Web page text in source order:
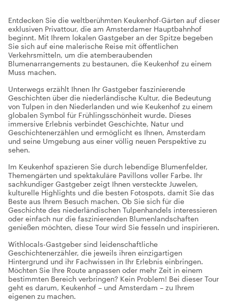
Entdecken Sie die weltberühmten Keukenhof-Gärten auf dieser
exklusiven Privattour, die am Amsterdamer Hauptbahnhof
beginnt. Mit Ihrem lokalen Gastgeber an der Spitze begeben
Sie sich auf eine malerische Reise mit öffentlichen
Verkehrsmitteln, um die atemberaubenden
Blumenarrangements zu bestaunen, die Keukenhof zu einem
Muss machen.
Unterwegs erzählt Ihnen Ihr Gastgeber faszinierende
Geschichten über die niederländische Kultur, die Bedeutung
von Tulpen in den Niederlanden und wie Keukenhof zu einem
globalen Symbol für Frühlingsschönheit wurde. Dieses
immersive Erlebnis verbindet Geschichte, Natur und
Geschichtenerzählen und ermöglicht es Ihnen, Amsterdam
und seine Umgebung aus einer völlig neuen Perspektive zu
sehen.
Im Keukenhof spazieren Sie durch lebendige Blumenfelder,
Themengärten und spektakuläre Pavillons voller Farbe. Ihr
sachkundiger Gastgeber zeigt Ihnen versteckte Juwelen,
kulturelle Highlights und die besten Fotospots, damit Sie das
Beste aus Ihrem Besuch machen. Ob Sie sich für die
Geschichte des niederländischen Tulpenhandels interessieren
oder einfach nur die faszinierenden Blumenlandschaften
genießen möchten, diese Tour wird Sie fesseln und inspirieren.
Withlocals-Gastgeber sind leidenschaftliche
Geschichtenerzähler, die jeweils ihren einzigartigen
Hintergrund und ihr Fachwissen in Ihr Erlebnis einbringen.
Möchten Sie Ihre Route anpassen oder mehr Zeit in einem
bestimmten Bereich verbringen? Kein Problem! Bei dieser Tour
geht es darum, Keukenhof – und Amsterdam – zu Ihrem
eigenen zu machen.